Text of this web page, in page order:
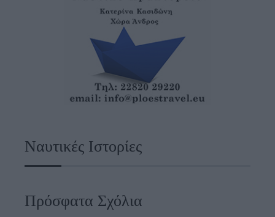
Ναυτικές Ιστορίες
Πρόσφατα Σχόλια